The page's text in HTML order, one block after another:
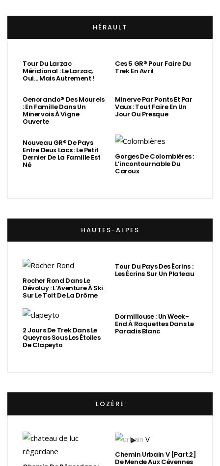
HÉRAULT
Tour Du Larzac
Méridional : Le Larzac,
Oui… Mais Autrement !
Ces 5 GR® Pour Faire Du
Trek En Avril
Oenorando® Des Mourels
: En Famille Dans Un
Minervois À Vigne
Ouverte
Minerve Par Ponts Et Par
Vaux : Tout Faire En Un
Jour Ou Presque
Nouveau GR® De Pays
Entre Deux Lacs : Le Petit
Dernier De La Famille Est
Né
Gorges De Colombières :
L’incontournable Du
Caroux
HAUTES-ALPES
Rocher Rond Dans Le
Dévoluy : L’Aventure À Ski
Sur Le Toit De La Drôme
Tour Du Pays Des Écrins :
Les Écrins Sur Un Plateau
2 Jours De Trek Dans Le
Queyras Sous Les Étoiles
De Clapeyto
Dormillouse : Un Week-
End À Raquettes Dans Le
Paradis Blanc
LOZÈRE
Chemin Urbain V [Part.2]
De Mende Aux Cévennes